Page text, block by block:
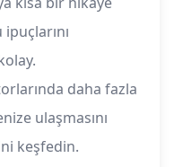
daha fazla
ulaşmasını
keşfedin.